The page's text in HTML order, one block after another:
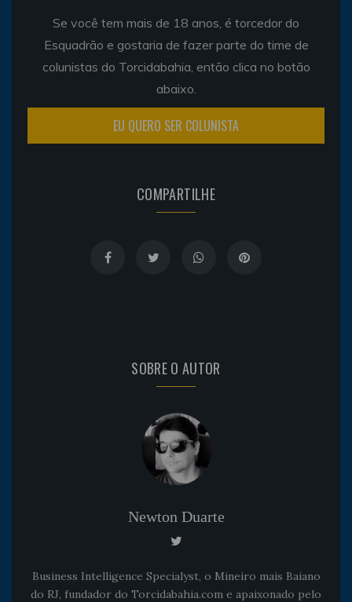
Se você tem mais de 18 anos, é torcedor do
Esquadrão e gostaria de fazer parte do time de
colunistas do Torcidabahia, então clica no botão
abaixo.
EU QUERO SER COLUNISTA
COMPARTILHE
SOBRE O AUTOR
Newton Duarte
Business Intelligence Specialyst, o Mineiro mais Baiano
do RJ, fundador do Torcidabahia.com e apaixonado pelo